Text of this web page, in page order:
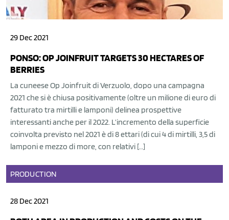
29 Dec 2021
PONSO: OP JOINFRUIT TARGETS 30 HECTARES OF
BERRIES
La cuneese Op Joinfruit di Verzuolo, dopo una campagna
2021 che si è chiusa positivamente (oltre un milione di euro di
fatturato tra mirtilli e lamponi) delinea prospettive
interessanti anche per il 2022. L’incremento della superficie
coinvolta previsto nel 2021 è di 8 ettari (di cui 4 di mirtilli, 3,5 di
lamponi e mezzo di more, con relativi […]
PRODUCTION
28 Dec 2021